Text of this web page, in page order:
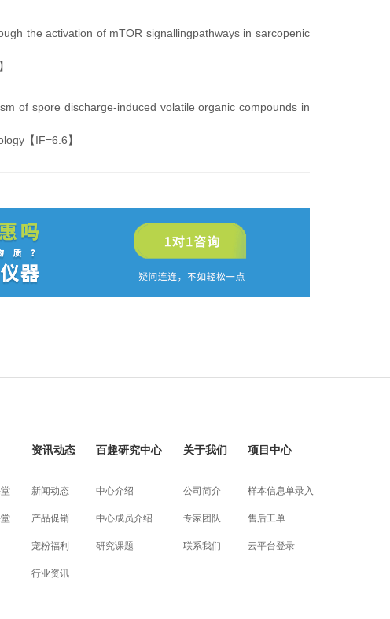
the activation of mTOR signallingpathways in sarcopenic
of spore discharge-induced volatile organic compounds in
【IF=6.6】
资讯动态
新闻动态
产品促销
宠粉福利
行业资讯
百趣研究中心
中心介绍
中心成员介绍
研究课题
关于我们
公司简介
专家团队
联系我们
项目中心
样本信息单录入
售后工单
云平台登录